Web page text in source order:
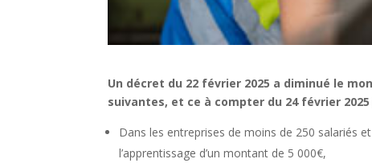
Un décret du 22 février 2025 a diminué le
suivantes, et ce à compter du 24 février 2025
Dans les entreprises de moins de 250 salariés
l’apprentissage d’un montant de 5 000€,